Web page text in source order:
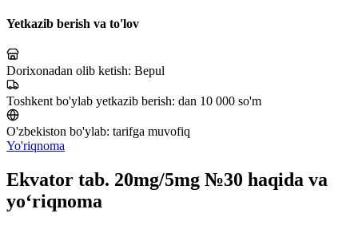
Yetkazib berish va to'lov
Dorixonadan olib ketish: Bepul
Toshkent bo'ylab yetkazib berish: dan 10 000 so'm
O'zbekiston bo'ylab: tarifga muvofiq
Yo'riqnoma
Ekvator tab. 20mg/5mg №30 haqida va
yo‘riqnoma